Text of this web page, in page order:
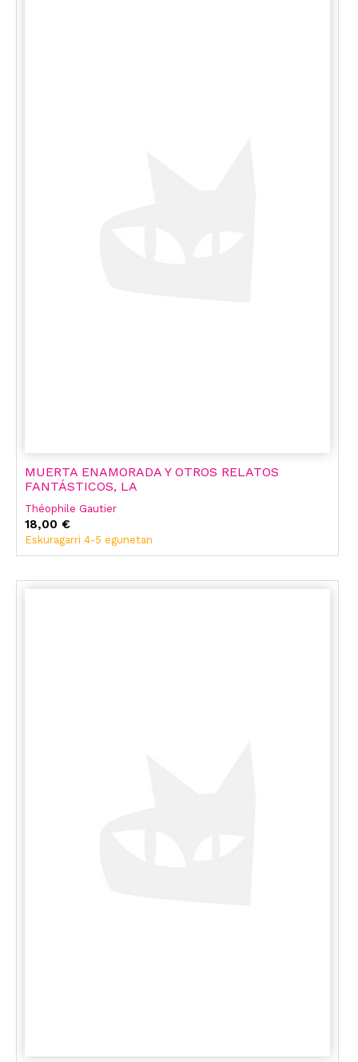
MUERTA ENAMORADA Y OTROS RELATOS
FANTÁSTICOS, LA
Théophile Gautier
18,00 €
Eskuragarri 4-5 egunetan